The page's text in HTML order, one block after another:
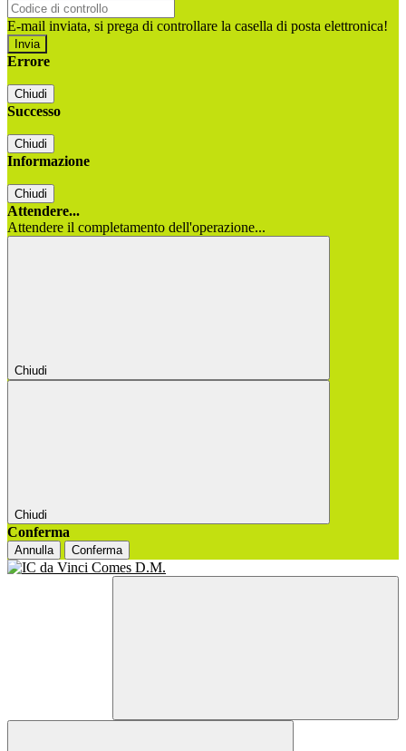
E-mail inviata, si prega di controllare la casella di posta elettronica!
Errore
Chiudi
Successo
Chiudi
Informazione
Chiudi
Attendere...
Attendere il completamento dell'operazione...
Chiudi
Chiudi
Conferma
Annulla Conferma